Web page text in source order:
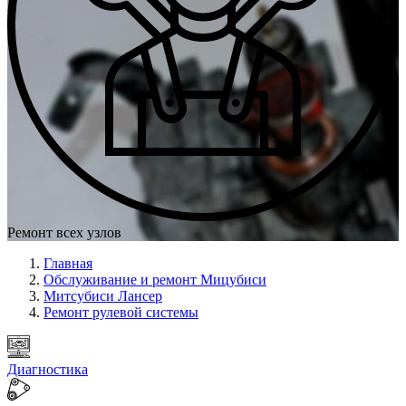
Ремонт всех узлов
Главная
Обслуживание и ремонт Мицубиси
Митсубиси Лансер
Ремонт рулевой системы
Диагностика